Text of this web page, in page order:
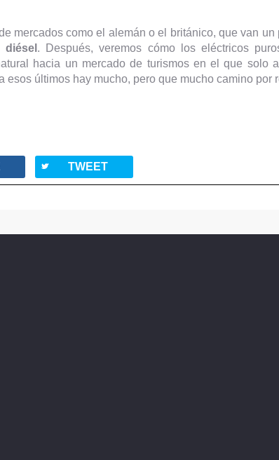
mercados como el alemán o el británico, que van
. Después, veremos cómo los eléctricos
hacia un mercado de turismos en el que solo
esos últimos hay mucho, pero que mucho camino por
twitterbird TWEET